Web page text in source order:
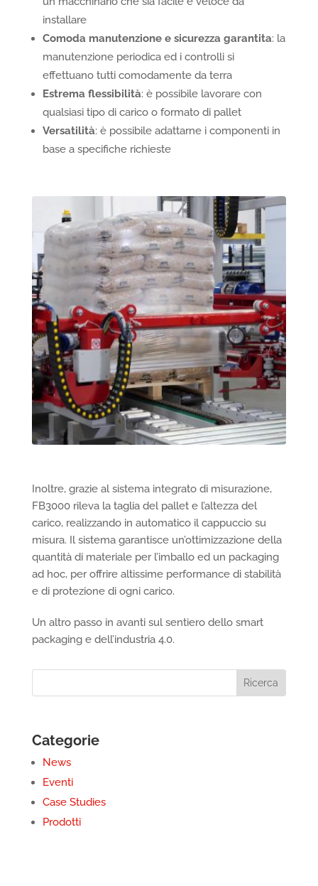
installare
Comoda manutenzione e sicurezza garantita: la
manutenzione periodica ed i controlli si
effettuano tutti comodamente da terra
Estrema flessibilità: è possibile lavorare con
qualsiasi tipo di carico o formato di pallet
Versatilità: è possibile adattarne i componenti in
base a specifiche richieste
Inoltre, grazie al sistema integrato di misurazione,
FB3000 rileva la taglia del pallet e l’altezza del
carico, realizzando in automatico il cappuccio su
misura. Il sistema garantisce un’ottimizzazione della
quantità di materiale per l’imballo ed un packaging
ad hoc, per offrire altissime performance di stabilità
e di protezione di ogni carico.
Un altro passo in avanti sul sentiero dello smart
packaging e dell’industria 4.0.
Categorie
News
Eventi
Case Studies
Prodotti